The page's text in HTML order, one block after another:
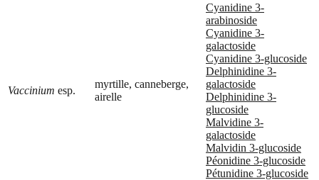
Vaccinium esp.
myrtille, canneberge,
airelle
Cyanidine 3-
arabinoside
Cyanidine 3-
galactoside
Cyanidine 3-glucoside
Delphinidine 3-
galactoside
Delphinidine 3-
glucoside
Malvidine 3-
galactoside
Malvidin 3-glucoside
Péonidine 3-glucoside
Pétunidine 3-glucoside